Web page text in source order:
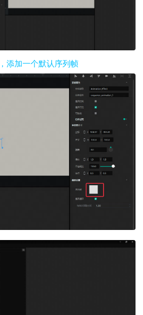
添加一个默认序列帧